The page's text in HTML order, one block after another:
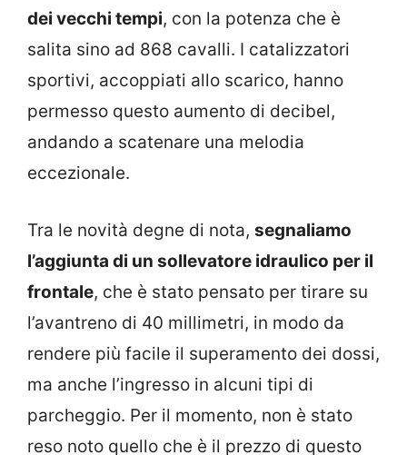
dei vecchi tempi, con la potenza che è
salita sino ad 868 cavalli. I catalizzatori
sportivi, accoppiati allo scarico, hanno
permesso questo aumento di decibel,
andando a scatenare una melodia
eccezionale.
Tra le novità degne di nota, segnaliamo
l’aggiunta di un sollevatore idraulico per il
frontale, che è stato pensato per tirare su
l’avantreno di 40 millimetri, in modo da
rendere più facile il superamento dei dossi,
ma anche l’ingresso in alcuni tipi di
parcheggio. Per il momento, non è stato
reso noto quello che è il prezzo di questo